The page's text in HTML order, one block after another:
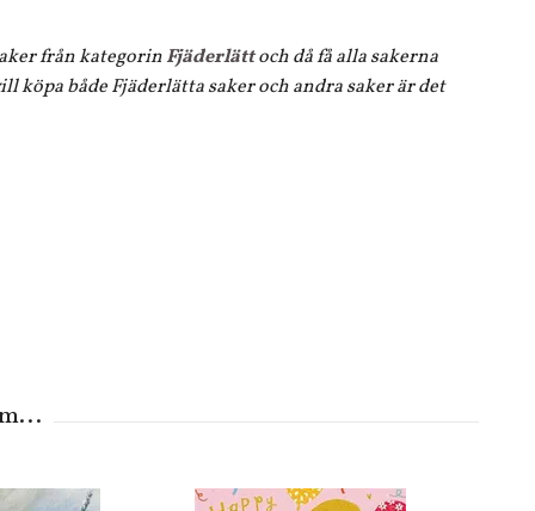
från kategorinFjäderlättoch då få alla sakerna
köpa både Fjäderlätta saker och andra saker är det